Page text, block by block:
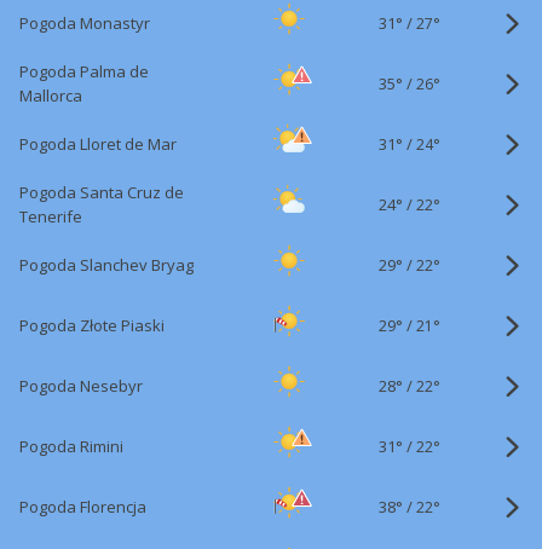
Pogoda Monastyr 31° /27°
Pogoda Palma de
Mallorca
35° /26°
Pogoda Lloret de Mar 31° /24°
Pogoda Santa Cruz de
Tenerife
24° /22°
Pogoda Slanchev Bryag 29° /22°
Pogoda Złote Piaski 29° /21°
Pogoda Nesebyr 28° /22°
Pogoda Rimini 31° /22°
Pogoda Florencja 38° /22°